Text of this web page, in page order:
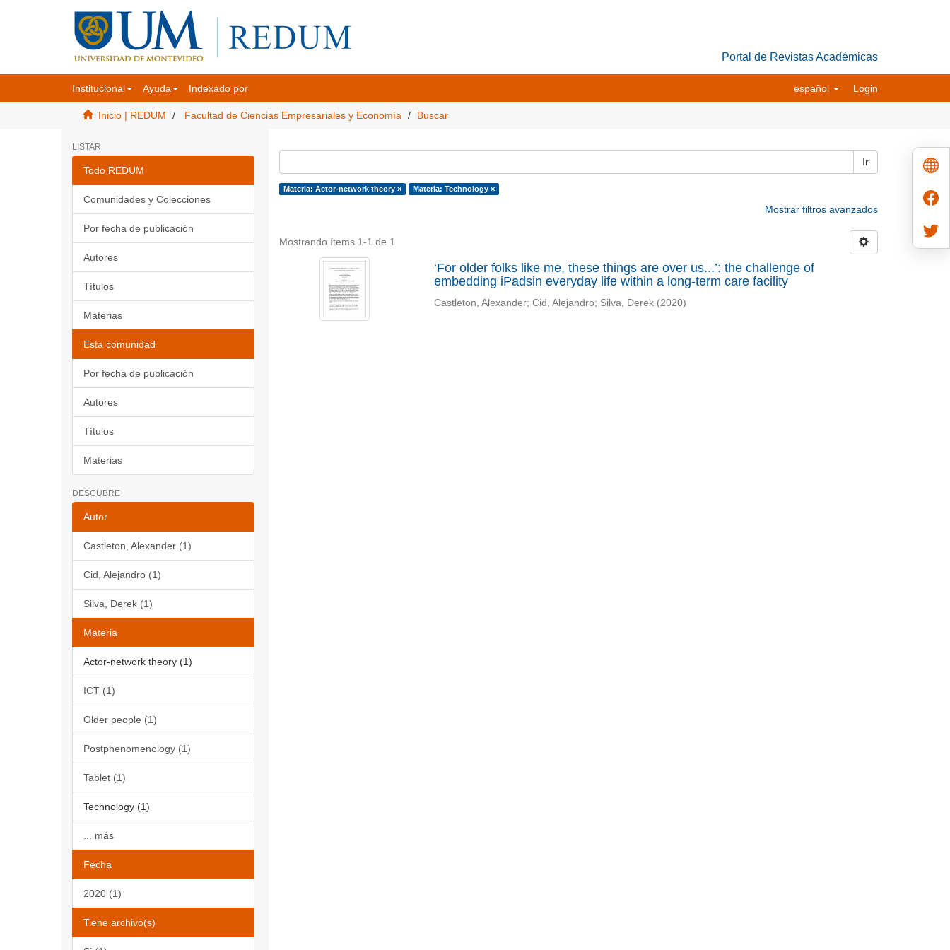
Portal de Revistas Académicas
Institucional Ayuda Indexado por español Login
Inicio | REDUM Facultad de Ciencias Empresariales y Economía Buscar
LISTAR
Todo REDUM
Comunidades y Colecciones
Por fecha de publicación
Autores
Títulos
Materias
Esta comunidad
Por fecha de publicación
Autores
Títulos
Materias
DESCUBRE
Autor
Castleton, Alexander (1)
Cid, Alejandro (1)
Silva, Derek (1)
Materia
Actor-network theory (1)
ICT (1)
Older people (1)
Postphenomenology (1)
Tablet (1)
Technology (1)
... más
Fecha
2020 (1)
Tiene archivo(s)
Ir
Materia: Actor-network theory × Materia: Technology ×
Mostrar filtros avanzados
Mostrando ítems 1-1 de 1
‘For older folks like me, these things are over us...’: the challenge of
embedding iPadsin everyday life within a long-term care facility
Castleton, Alexander; Cid, Alejandro; Silva, Derek (2020)